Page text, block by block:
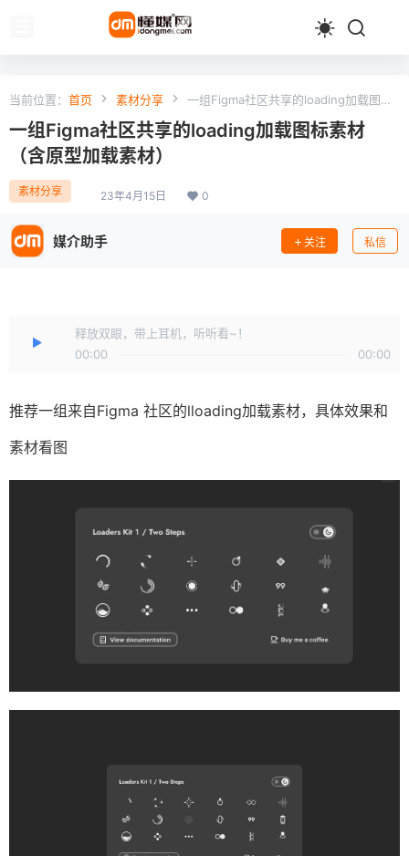
当前位置： 首页 素材分享
一组Figma社区共享的loading加载图标
素材（含原型加载素材）
一组Figma社区共享的loading加载图标素材
（含原型加载素材）
素材分享 23年4月15日 0
媒介助手 关注 私信
释放双眼，带上耳机，听听看~！
00:00
00:00
推荐一组来自Figma 社区的lloading加载素材，具体效果和
素材看图